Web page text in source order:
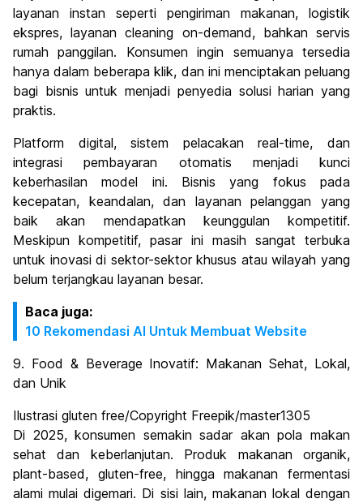
layanan instan seperti pengiriman makanan, logistik
ekspres, layanan cleaning on-demand, bahkan servis
rumah panggilan. Konsumen ingin semuanya tersedia
hanya dalam beberapa klik, dan ini menciptakan peluang
bagi bisnis untuk menjadi penyedia solusi harian yang
praktis.
Platform digital, sistem pelacakan real-time, dan
integrasi pembayaran otomatis menjadi kunci
keberhasilan model ini. Bisnis yang fokus pada
kecepatan, keandalan, dan layanan pelanggan yang
baik akan mendapatkan keunggulan kompetitif.
Meskipun kompetitif, pasar ini masih sangat terbuka
untuk inovasi di sektor-sektor khusus atau wilayah yang
belum terjangkau layanan besar.
Baca juga:
10 Rekomendasi AI Untuk Membuat Website
9. Food & Beverage Inovatif: Makanan Sehat, Lokal,
dan Unik
Ilustrasi gluten free/Copyright Freepik/master1305
Di 2025, konsumen semakin sadar akan pola makan
sehat dan keberlanjutan. Produk makanan organik,
plant-based, gluten-free, hingga makanan fermentasi
alami mulai digemari. Di sisi lain, makanan lokal dengan